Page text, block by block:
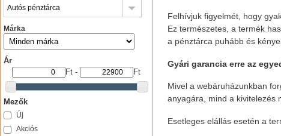
Márka
Ár
Ft - Ft
Mezők
Új
Akciós
Felhívjuk figyelmét, hogy
Ez természetes, a termék
a pénztárca puhább és
Gyári garancia erre az
Mivel a webáruházunkban
anyagára, mind a kivitelezés
Esetleges elállás esetén a